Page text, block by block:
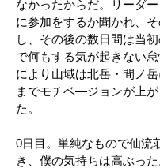
なかったからだ。リーダ
に参加をするか聞かれ、
し、その後の数日間は当
で何もする気が起きない
により山域は北岳・間ノ
までモチベ―ジョンが上
た。
0日目。単純なもので仙流
き、僕の気持ちは高ぶっ